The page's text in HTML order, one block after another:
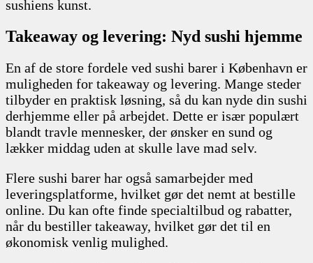
sushiens kunst.
Takeaway og levering: Nyd sushi hjemme
En af de store fordele ved sushi barer i København er
muligheden for takeaway og levering. Mange steder
tilbyder en praktisk løsning, så du kan nyde din sushi
derhjemme eller på arbejdet. Dette er især populært
blandt travle mennesker, der ønsker en sund og
lækker middag uden at skulle lave mad selv.
Flere sushi barer har også samarbejder med
leveringsplatforme, hvilket gør det nemt at bestille
online. Du kan ofte finde specialtilbud og rabatter,
når du bestiller takeaway, hvilket gør det til en
økonomisk venlig mulighed.